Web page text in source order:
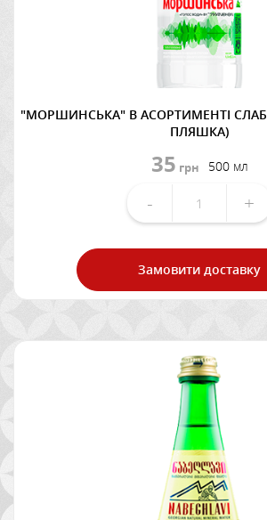
"МОРШИНСЬКА" В АСОРТИМЕНТІ
ПЛЯШКА)
35 грн 500 мл
- +
Замовити доставку